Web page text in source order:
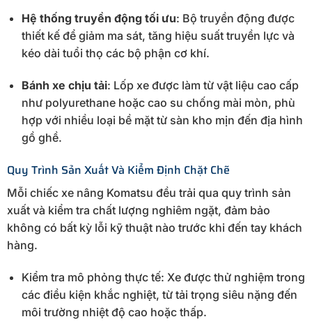
Hệ thống truyền động tối ưu: Bộ truyền động được
thiết kế để giảm ma sát, tăng hiệu suất truyền lực và
kéo dài tuổi thọ các bộ phận cơ khí.
Bánh xe chịu tải: Lốp xe được làm từ vật liệu cao cấp
như polyurethane hoặc cao su chống mài mòn, phù
hợp với nhiều loại bề mặt từ sàn kho mịn đến địa hình
gồ ghề.
Quy Trình Sản Xuất Và Kiểm Định Chặt Chẽ
Mỗi chiếc xe nâng Komatsu đều trải qua quy trình sản
xuất và kiểm tra chất lượng nghiêm ngặt, đảm bảo
không có bất kỳ lỗi kỹ thuật nào trước khi đến tay khách
hàng.
Kiểm tra mô phỏng thực tế: Xe được thử nghiệm trong
các điều kiện khắc nghiệt, từ tải trọng siêu nặng đến
môi trường nhiệt độ cao hoặc thấp.